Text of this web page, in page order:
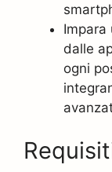
Impara
dalle
ogni